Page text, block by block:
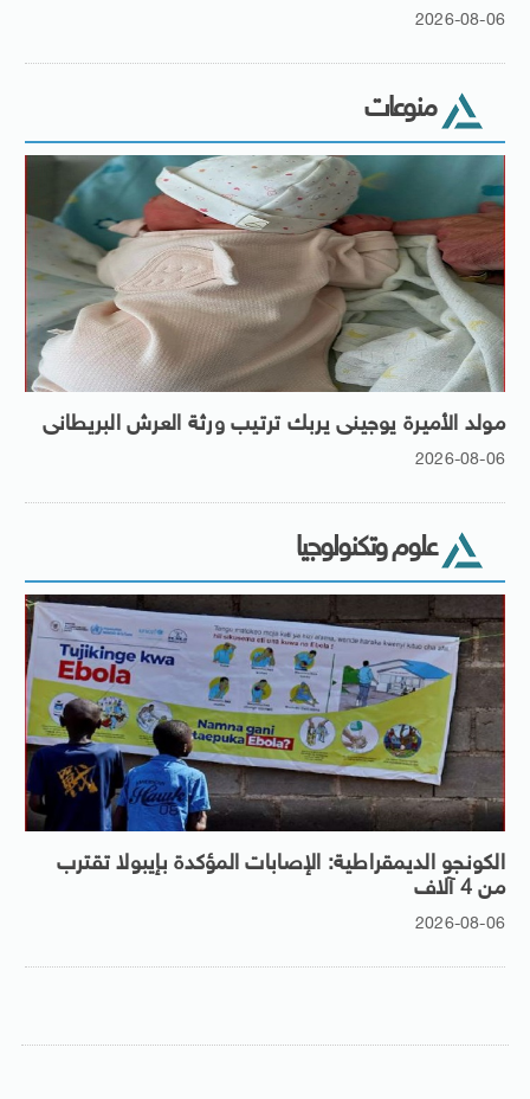
2026-08-06
منوعات
مولد الأميرة يوجينى يربك ترتيب ورثة العرش البريطانى
2026-08-06
علوم وتكنولوجيا
الكونجو الديمقراطية: الإصابات المؤكدة بإيبولا تقترب
من 4 آلاف
2026-08-06